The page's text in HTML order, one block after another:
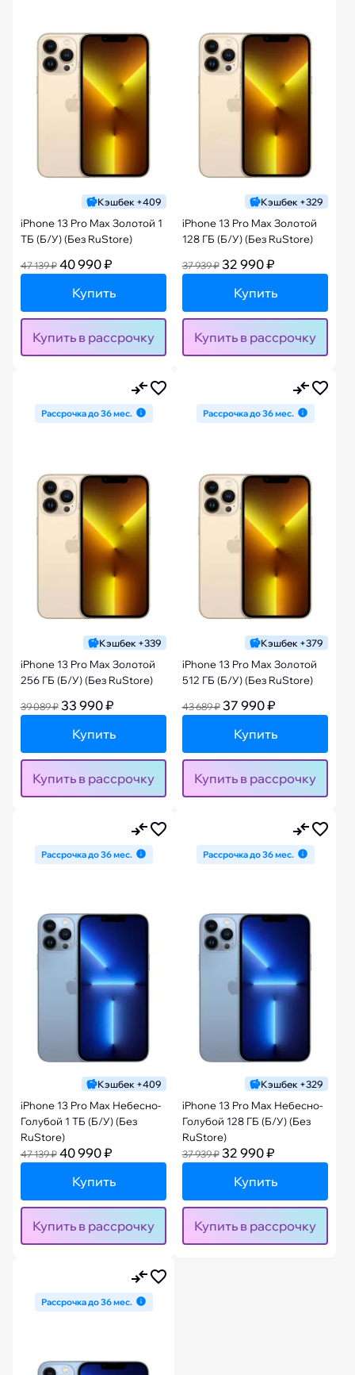
Кэшбек +409
iPhone 13 Pro Max Золотой 1
ТБ (Б/У) (Без RuStore)
47 139 ₽ 40 990 ₽
Купить
Купить в рассрочку
Кэшбек +329
iPhone 13 Pro Max Золотой
128 ГБ (Б/У) (Без RuStore)
37 939 ₽ 32 990 ₽
Купить
Купить в рассрочку
Рассрочка до 36 мес.
Кэшбек +339
iPhone 13 Pro Max Золотой
256 ГБ (Б/У) (Без RuStore)
39 089 ₽ 33 990 ₽
Купить
Купить в рассрочку
Рассрочка до 36 мес.
Кэшбек +379
iPhone 13 Pro Max Золотой
512 ГБ (Б/У) (Без RuStore)
43 689 ₽ 37 990 ₽
Купить
Купить в рассрочку
Рассрочка до 36 мес.
Кэшбек +409
iPhone 13 Pro Max Небесно-
Голубой 1 ТБ (Б/У) (Без
RuStore)
47 139 ₽ 40 990 ₽
Купить
Купить в рассрочку
Рассрочка до 36 мес.
Кэшбек +329
iPhone 13 Pro Max Небесно-
Голубой 128 ГБ (Б/У) (Без
RuStore)
37 939 ₽ 32 990 ₽
Купить
Купить в рассрочку
Рассрочка до 36 мес.